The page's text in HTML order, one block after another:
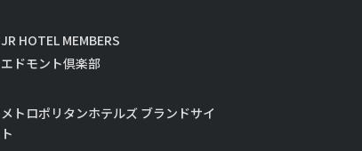
JR HOTEL MEMBERS
エドモント倶楽部
メトロポリタンホテルズ ブランドサイ
ト